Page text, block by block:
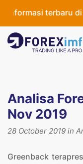
di
Analisa
Nov 2019
28 October 2019 in
Greenback